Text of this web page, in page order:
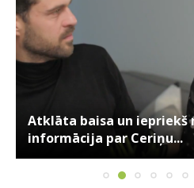
Atklāta baisa un iepriekš
informācija par Ceriņu...